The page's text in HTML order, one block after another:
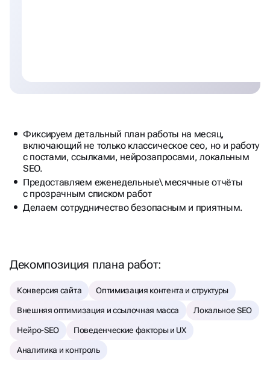
Фиксируем детальный план работы на месяц,
включающий не только классическое сео, но и работу
с постами, ссылками, нейрозапросами, локальным
SEO.
Предоставляем еженедельные\ месячные отчёты
с прозрачным списком работ
Делаем сотрудничество безопасным и приятным.
Декомпозиция плана работ:
Конверсия сайта Оптимизация контента и структуры
Внешняя оптимизация и ссылочная масса Локальное SEO
Нейро-SEO Поведенческие факторы и UX
Аналитика и контроль